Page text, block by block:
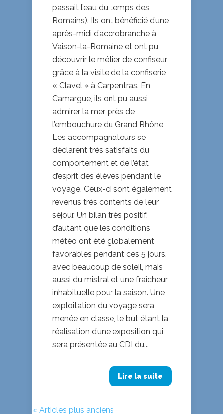
passait l’eau du temps des
Romains). Ils ont bénéficié d’une
après-midi d’accrobranche à
Vaison-la-Romaine et ont pu
découvrir le métier de confiseur,
grâce à la visite de la confiserie
« Clavel » à Carpentras. En
Camargue, ils ont pu aussi
admirer la mer, près de
l’embouchure du Grand Rhône
Les accompagnateurs se
déclarent très satisfaits du
comportement et de l’état
d’esprit des élèves pendant le
voyage. Ceux-ci sont également
revenus très contents de leur
séjour. Un bilan très positif,
d’autant que les conditions
météo ont été globalement
favorables pendant ces 5 jours,
avec beaucoup de soleil, mais
aussi du mistral et une fraîcheur
inhabituelle pour la saison. Une
exploitation du voyage sera
menée en classe, le but étant la
réalisation d’une exposition qui
sera présentée au CDI du...
Lire la suite
« Articles plus anciens